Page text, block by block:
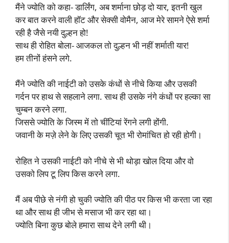
मैंने ज्योति को कहा- डार्लिंग, अब शर्माना छोड़ दो यार, इतनी खुल
कर बात करने वाली हॉट और सेक्सी वोमैन, आज मेरे सामने ऐसे शर्मा
रही है जैसे नयी दुल्हन हो!
साथ ही रोहित बोला- आजकल तो दुल्हन भी नहीं शर्माती यार!
हम तीनों हंसने लगे.
मैंने ज्योति की नाईटी को उसके कंधों से नीचे किया और उसकी
गर्दन पर हाथ से सहलाने लगा. साथ ही उसके नंगे कंधों पर हल्का सा
चुम्बन करने लगा.
जिससे ज्योति के जिस्म में तो चींटियां रेंगने लगी होंगी.
जवानी के मज़े लेने के लिए उसकी चूत भी रोमांचित हो रही होगी।
रोहित ने उसकी नाईटी को नीचे से भी थोड़ा खोल दिया और वो
उसको लिप टू लिप किस करने लगा.
मैं अब पीछे से नंगी हो चुकी ज्योति की पीठ पर किस भी करता जा रहा
था और साथ ही जीभ से मसाज भी कर रहा था।
ज्योति बिना कुछ बोले हमारा साथ देने लगी थी।